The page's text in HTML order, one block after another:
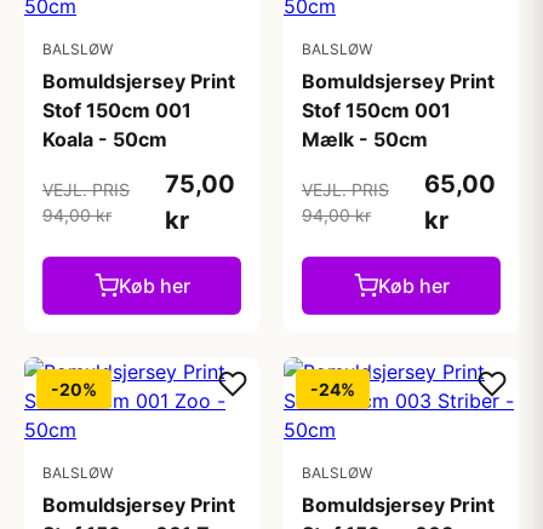
BALSLØW
Bomuldsjersey Print
Stof 150cm 001
Koala - 50cm
VEJL. PRIS
94,00 kr
75,00
kr
Køb her
BALSLØW
Bomuldsjersey Print
Stof 150cm 001
Mælk - 50cm
VEJL. PRIS
94,00 kr
65,00
kr
Køb her
-20%
BALSLØW
Bomuldsjersey Print
-24%
BALSLØW
Bomuldsjersey Print